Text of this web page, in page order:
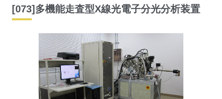
[073]多機能走査型X線光電子分光分析装置